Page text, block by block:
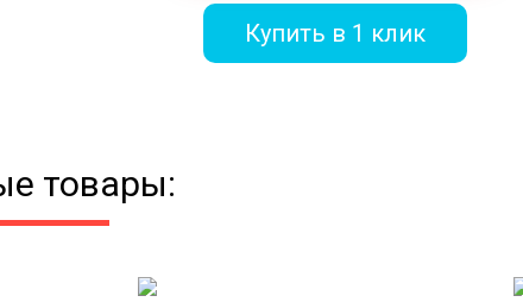
Купить в 1 клик
товары: